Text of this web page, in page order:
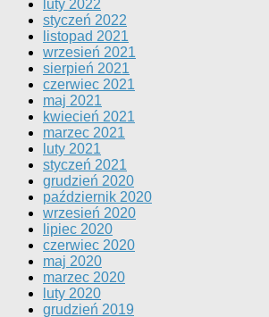
luty 2022
styczeń 2022
listopad 2021
wrzesień 2021
sierpień 2021
czerwiec 2021
maj 2021
kwiecień 2021
marzec 2021
luty 2021
styczeń 2021
grudzień 2020
październik 2020
wrzesień 2020
lipiec 2020
czerwiec 2020
maj 2020
marzec 2020
luty 2020
grudzień 2019